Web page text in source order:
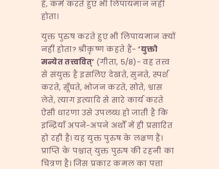
है, कर्म करते हुए भी लिपायमान नहीं
होता।
युक्त पुरुष करते हुए भी लिपायमान क्यों
नहीं होता? श्रीकृष्ण कहते हैं-‘युक्तो
मन्येत तत्त्ववित्’ (गीता, 5/8)- वह तत्त्व
से संयुक्त है इसलिए देखते, सुनते, स्पर्श
करते, सूँघते, भोजन करते, सोते, श्वास
लेते, त्याग इत्यादि से सारे कार्य करते
ऐसी धारणा उसे उपलब्ध हो जाती है कि
इन्द्रियाँ अपने-अपने अर्थों में ही प्रसारित
हो रही हैं। यह युक्त पुरुष के लक्षण हैं।
प्राप्ति के पश्चात् युक्त पुरुष की रहनी का
चित्रण है। जिस प्रकार कमल का पत्ता